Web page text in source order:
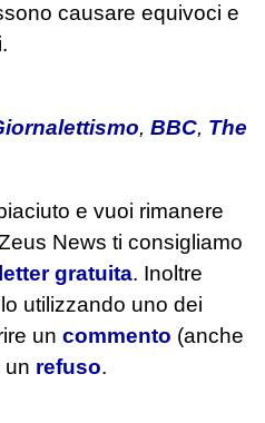
causare equivoci e
, BBC, The
e vuoi rimanere
News ti consigliamo
gratuita. Inoltre
utilizzando uno dei
un commento (anche
un refuso.